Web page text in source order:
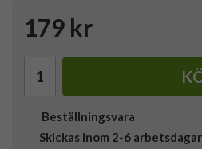
179 kr
Beställningsvara
Skickas inom 2-6 arbetsdagar